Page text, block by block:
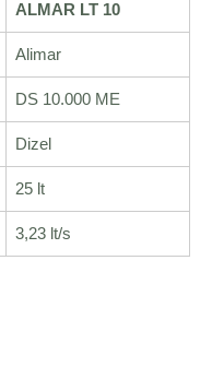
ALMAR LT 10
Alimar
DS 10.000 ME
Dizel
25 lt
3,23 lt/s